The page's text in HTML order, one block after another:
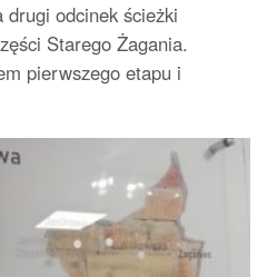
drugi odcinek ścieżki
Starego Żagania.
pierwszego etapu i